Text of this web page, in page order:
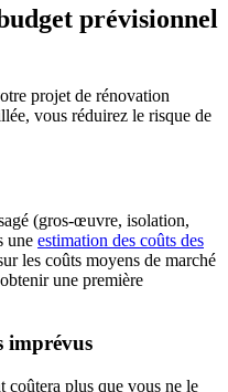
prévisionnel
projet de rénovation
vous réduirez le risque de
(gros-œuvre, isolation,
une estimation des coûts des
les coûts moyens de marché
une première
imprévus
coûtera plus que vous ne le